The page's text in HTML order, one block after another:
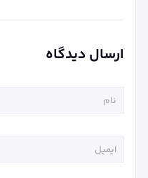
ارسال دیدگاه